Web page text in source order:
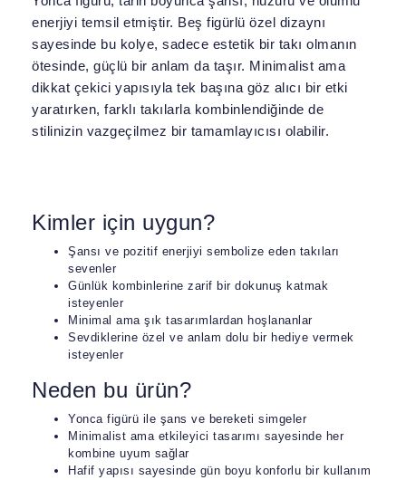
enerjiyi temsil etmiştir. Beş figürlü özel dizaynı
sayesinde bu kolye, sadece estetik bir takı olmanın
ötesinde, güçlü bir anlam da taşır. Minimalist ama
dikkat çekici yapısıyla tek başına göz alıcı bir etki
yaratırken, farklı takılarla kombinlendiğinde de
stilinizin vazgeçilmez bir tamamlayıcısı olabilir.
Kimler için uygun?
Şansı ve pozitif enerjiyi sembolize eden takıları
sevenler
Günlük kombinlerine zarif bir dokunuş katmak
isteyenler
Minimal ama şık tasarımlardan hoşlananlar
Sevdiklerine özel ve anlam dolu bir hediye vermek
isteyenler
Neden bu ürün?
Yonca figürü ile şans ve bereketi simgeler
Minimalist ama etkileyici tasarımı sayesinde her
kombine uyum sağlar
Hafif yapısı sayesinde gün boyu konforlu bir kullanım